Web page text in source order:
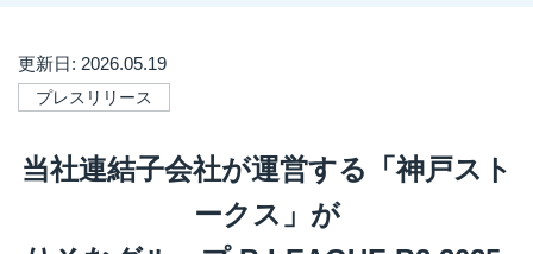
更新日: 2026.05.19
プレスリリース
当社連結子会社が運営する「神戸スト
ークス」が